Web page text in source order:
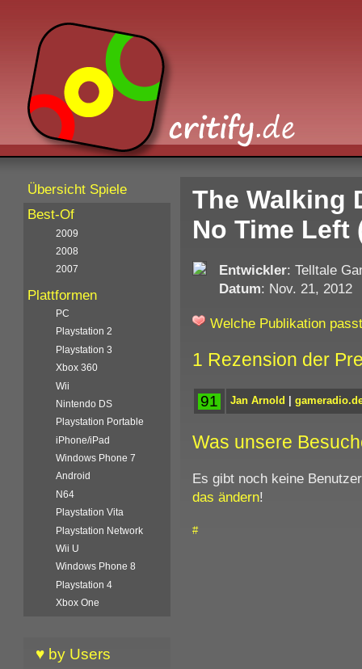
The Walking
No Time Left
Entwickler: Telltale
Datum: Nov. 21, 2012
Welche Publikation
1 Rezension der
91 Jan Arnold |
Was unsere
Es gibt noch keine
das ändern!
#
Übersicht Spiele
Best-Of
2009
2008
2007
Plattformen
PC
Playstation 2
Playstation 3
Xbox 360
Wii
Nintendo DS
Playstation Portable
iPhone/iPad
Windows Phone 7
Android
N64
Playstation Vita
Playstation Network
Wii U
Windows Phone 8
Playstation 4
Xbox One
♥ by Users